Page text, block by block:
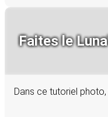
Faites le
Dans ce tutoriel